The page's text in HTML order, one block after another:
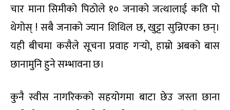
चार माना सिमीको पिठोले १० जनाको जत्थालाई कति पो
थेगोस् ! सबै जनाको ज्यान शिथिल छ, खुट्टा सुन्निएका छन्।
यही बीचमा कसैले सूचना प्रवाह गर्‍यो, हाम्रो अबको बास
छानामुनि हुने सम्भावना छ।
कुनै स्वीस नागरिकको सहयोगमा बाटा छेउ जस्ता छाना